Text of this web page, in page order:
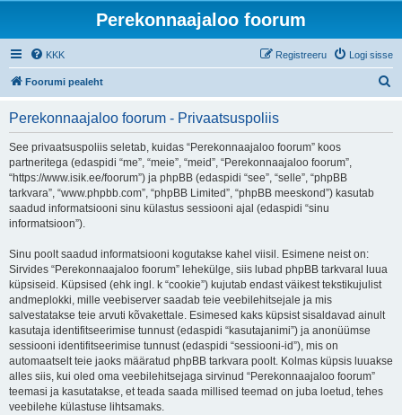
Perekonnaajaloo foorum
KKK Logi sisse
Registreeru
Foorumi pealeht
Perekonnaajaloo foorum - Privaatsuspoliis
See privaatsuspoliis seletab, kuidas “Perekonnaajaloo foorum” koos
partneritega (edaspidi “me”, “meie”, “meid”, “Perekonnaajaloo foorum”,
“https://www.isik.ee/foorum”) ja phpBB (edaspidi “see”, “selle”, “phpBB
tarkvara”, “www.phpbb.com”, “phpBB Limited”, “phpBB meeskond”) kasutab
saadud informatsiooni sinu külastus sessiooni ajal (edaspidi “sinu
informatsioon”).
Sinu poolt saadud informatsiooni kogutakse kahel viisil. Esimene neist on:
Sirvides “Perekonnaajaloo foorum” lehekülge, siis lubad phpBB tarkvaral luua
küpsiseid. Küpsised (ehk ingl. k “cookie”) kujutab endast väikest tekstikujulist
andmeplokki, mille veebiserver saadab teie veebilehitsejale ja mis
salvestatakse teie arvuti kõvakettale. Esimesed kaks küpsist sisaldavad ainult
kasutaja identifitseerimise tunnust (edaspidi “kasutajanimi”) ja anonüümse
sessiooni identifitseerimise tunnust (edaspidi “sessiooni-id”), mis on
automaatselt teie jaoks määratud phpBB tarkvara poolt. Kolmas küpsis luuakse
alles siis, kui oled oma veebilehitsejaga sirvinud “Perekonnaajaloo foorum”
teemasi ja kasutatakse, et teada saada millised teemad on juba loetud, tehes
veebilehe külastuse lihtsamaks.